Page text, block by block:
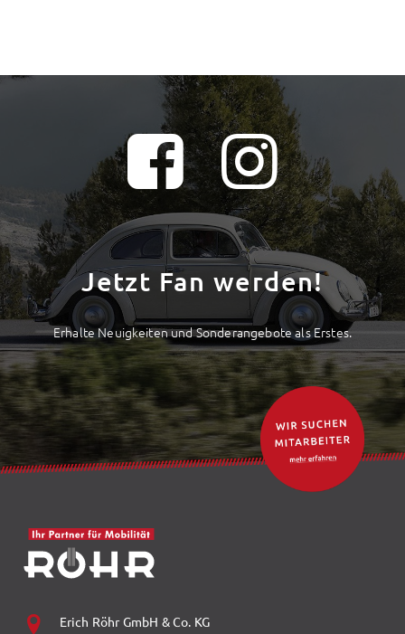
Jetzt Fan werden!
Erhalte Neuigkeiten und Sonderangebote als Erstes.
Erich Röhr GmbH & Co. KG